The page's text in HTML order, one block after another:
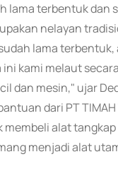
lama terbentuk dan
nelayan
lama terbentuk,
ini kami melaut
dan mesin," ujar
dari PT
alat
menjadi alat